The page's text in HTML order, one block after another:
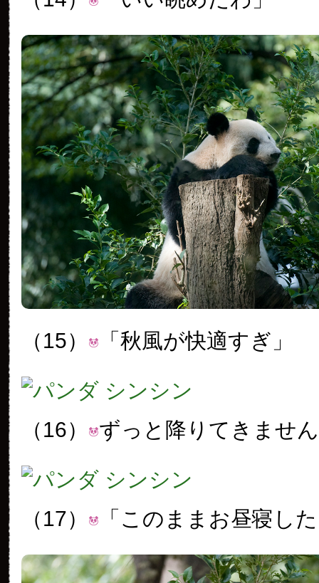
（15） 「秋風が快適すぎ」
（16） ずっと降りてきませ
（17） 「このままお昼寝し